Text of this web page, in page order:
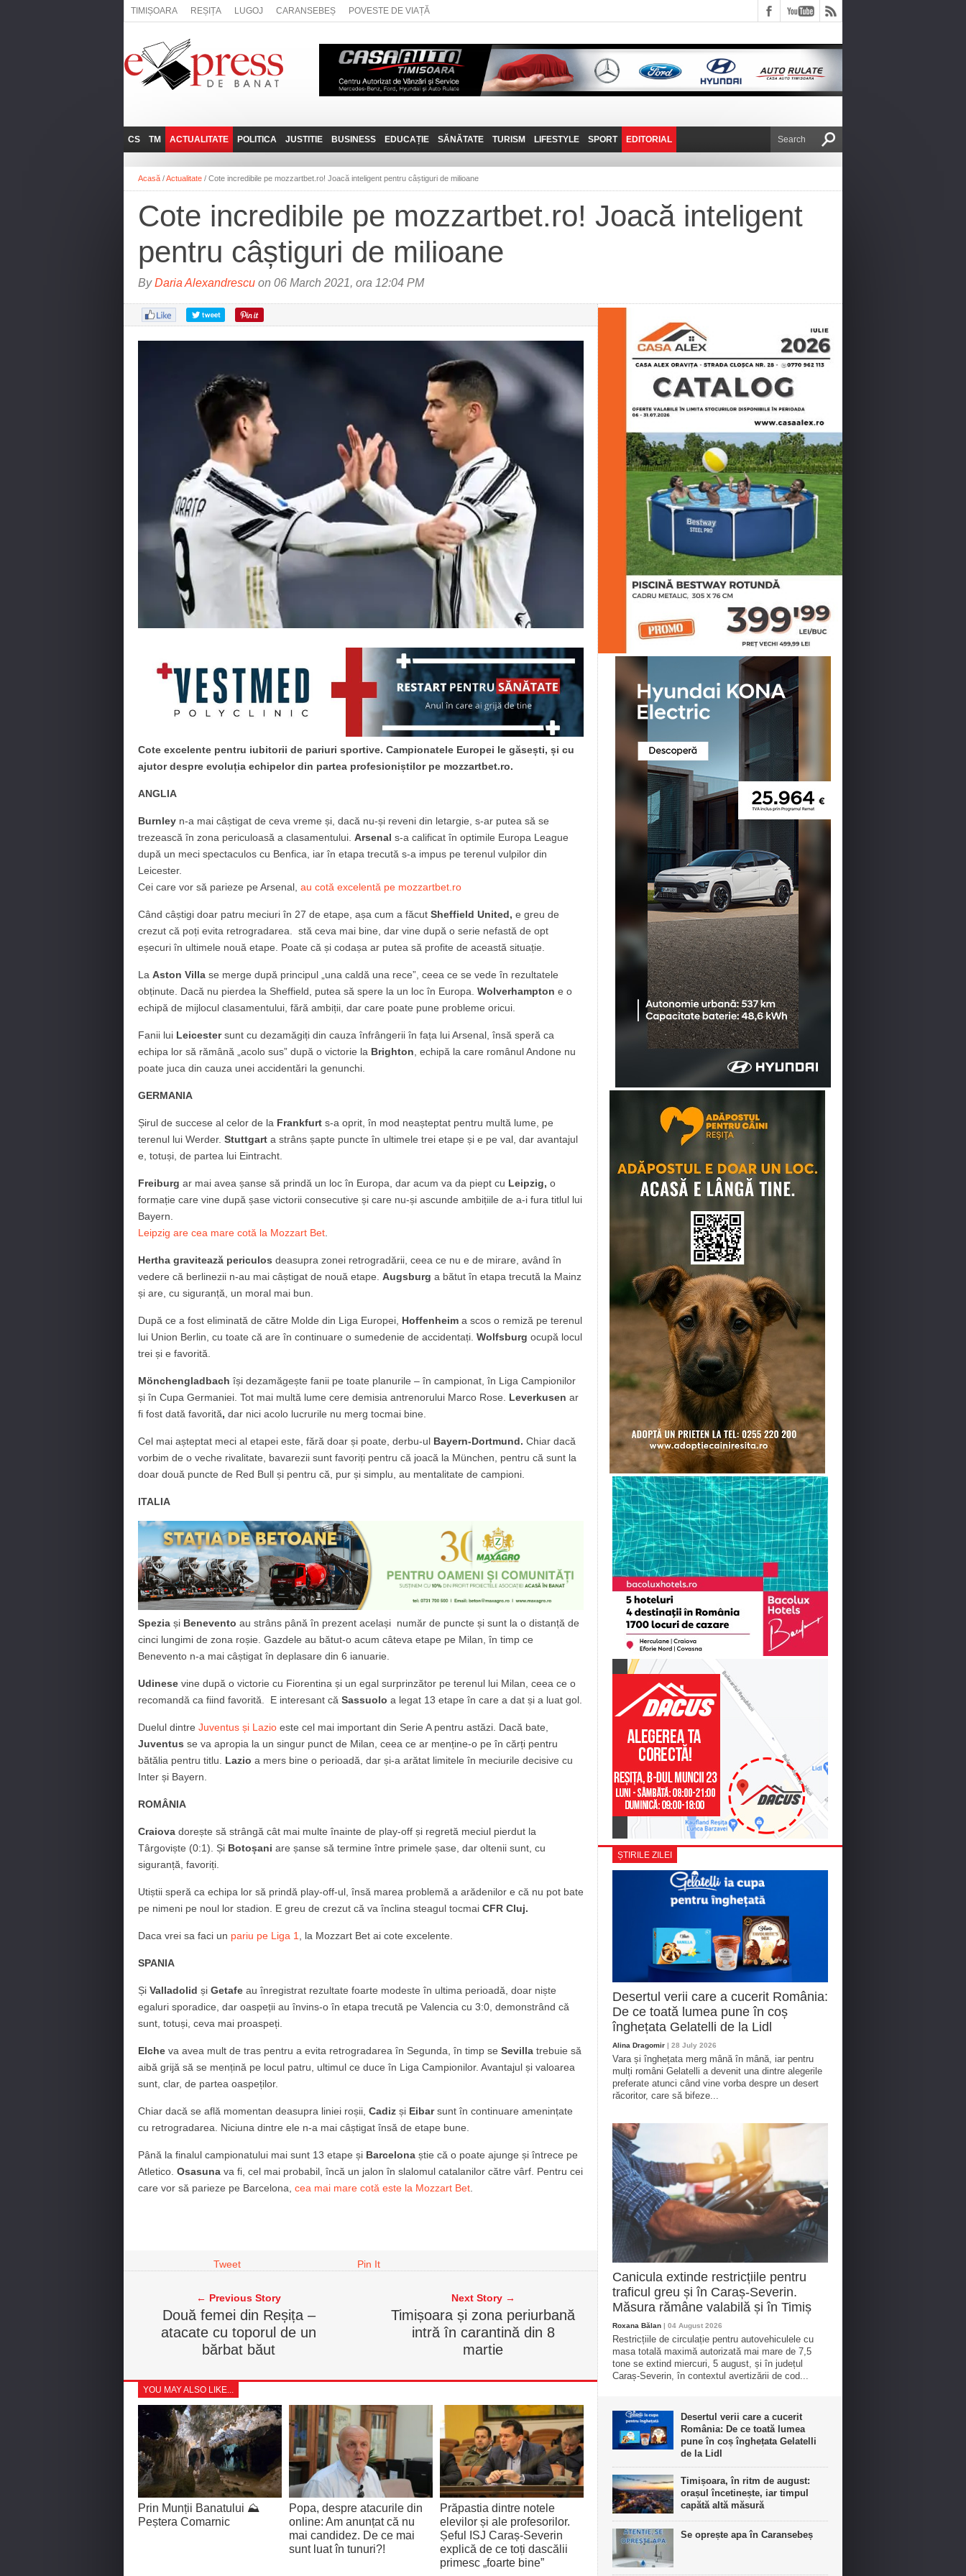
TIMIȘOARA REȘIȚA LUGOJ CARANSEBEȘ POVESTE DE VIAȚĂ
CS
REȘIȚA
CARANSEBEȘ
ANINA
BOCŞA
MOLDOVA NOUĂ
ORAVIȚA
OȚELU ROŞU
TM
LUGOJ
TIMIȘOARA
ACTUALITATE
ADMINISTRATIE
NAȚIONAL
SOCIAL
POLITICA
EXPRESSLIVE
INTERVIURILE
JUSTITIE BUSINESS
JOB-URI
TEHNIT
EDUCAȚIE SĂNĂTATE TURISM
PRIN MUNȚII
FANTASTICUL BANAT
LIFESTYLE
POVESTE DE VIAȚĂ
SPORT EDITORIAL
DE VICTOR NAFIRU
Acasă /Actualitate / Cote incredibile pe mozzartbet.ro! Joacă inteligent pentru câștiguri de milioane
Cote incredibile pe mozzartbet.ro! Joacă inteligent
pentru câștiguri de milioane
ByDaria Alexandrescu on 06 March 2021, ora 12:04 PM
Cote excelente pentru iubitorii de pariuri sportive. Campionatele Europei le găsești, și cu
ajutor despre evoluția echipelor din partea profesioniștilor pe mozzartbet.ro.
ANGLIA
Burnley n-a mai câștigat de ceva vreme și, dacă nu-și reveni din letargie, s-ar putea să se
trezească în zona periculoasă a clasamentului. Arsenal s-a calificat în optimile Europa League
după un meci spectaculos cu Benfica, iar în etapa trecută s-a impus pe terenul vulpilor din
Leicester.
Cei care vor să parieze pe Arsenal, au cotă excelentă pe mozzartbet.ro
Când câștigi doar patru meciuri în 27 de etape, așa cum a făcut Sheffield United, e greu de
crezut că poți evita retrogradarea. stă ceva mai bine, dar vine după o serie nefastă de opt
eșecuri în ultimele nouă etape. Poate că și codașa ar putea să profite de această situație.
La Aston Villa se merge după principul „una caldă una rece”, ceea ce se vede în rezultatele
obținute. Dacă nu pierdea la Sheffield, putea să spere la un loc în Europa. Wolverhampton e o
echipă de mijlocul clasamentului, fără ambiții, dar care poate pune probleme oricui.
Fanii lui Leicestersunt cu dezamăgiți din cauza înfrângerii în fața lui Arsenal, însă speră ca
echipa lor să rămână „acolo sus” după o victorie la Brighton , echipă la care românul Andone nu
poate juca din cauza unei accidentări la genunchi.
GERMANIA
Șirul de succese al celor de la Frankfurt s-a oprit, în mod neașteptat pentru multă lume, pe
terenul lui Werder. Stuttgart a strâns șapte puncte în ultimele trei etape și e pe val, dar avantajul
e, totuși, de partea lui Eintracht.
Freiburg ar mai avea șanse să prindă un loc în Europa, dar acum va da piept cu Leipzig, o
formație care vine după șase victorii consecutive și care nu-și ascunde ambițiile de a-i fura titlul lui
Bayern.
Leipzig are cea mare cotă la Mozzart Bet
Hertha gravitează periculos deasupra zonei retrogradării, ceea ce nu e de mirare, având în
vedere că berlinezii n-au mai câștigat de nouă etape. Augsburg a bătut în etapa trecută la Mainz
și are, cu siguranță, un moral mai bun.
După ce a fost eliminată de către Molde din Liga Europei, Hoffenheim a scos o remiză pe terenul
lui Union Berlin, cu toate că are în continuare o sumedenie de accidentați. Wolfsburg ocupă locul
trei și e favorită.
Mönchengladbach își dezamăgește fanii pe toate planurile – în campionat, în Liga Campionilor
și în Cupa Germaniei. Tot mai multă lume cere demisia antrenorului Marco Rose. Leverkusen ar
fi fost dată favorită, dar nici acolo lucrurile nu merg tocmai bine.
Cel mai așteptat meci al etapei este, fără doar și poate, derbu-ul Bayern-Dortmund. Chiar dacă
vorbim de o veche rivalitate, bavarezii sunt favoriți pentru că joacă la München, pentru că sunt la
doar două puncte de Red Bull și pentru că, pur și simplu, au mentalitate de campioni.
ITALIA
Spezia și Benevento au strâns până în prezent același număr de puncte și sunt la o distanță de
cinci lungimi de zona roșie. Gazdele au bătut-o acum câteva etape pe Milan, în timp ce
Benevento n-a mai câștigat în deplasare din 6 ianuarie.
Udinese vine după o victorie cu Fiorentina și un egal surprinzător pe terenul lui Milan, ceea ce o
recomandă ca fiind favorită. E interesant că Sassuolo a legat 13 etape în care a dat și a luat gol.
Duelul dintre Juventus și Lazio este cel mai important din Serie A pentru astăzi. Dacă bate,
Juventus se va apropia la un singur punct de Milan, ceea ce ar menține-o pe în cărți pentru
bătălia pentru titlu. Lazio a mers bine o perioadă, dar și-a arătat limitele în meciurile decisive cu
Inter și Bayern.
ROMÂNIA
Craiova dorește să strângă cât mai multe înainte de play-off și regretă meciul pierdut la
Târgoviște (0:1). Și Botoșani are șanse să termine între primele șase, dar oltenii sunt, cu
siguranță, favoriți.
Utiștii speră ca echipa lor să prindă play-off-ul, însă marea problemă a arădenilor e că nu pot bate
pe nimeni pe noul lor stadion. E greu de crezut că va înclina steagul tocmai CFR Cluj.
Daca vrei sa faci un pariu pe Liga 1 , la Mozzart Bet ai cote excelente.
SPANIA
Și Valladolid și Getafe au înregistrat rezultate foarte modeste în ultima perioadă, doar niște
egaluri sporadice, dar oaspeții au învins-o în etapa trecută pe Valencia cu 3:0, demonstrând că
sunt, totuși, ceva mai proaspeți.
Elche va avea mult de tras pentru a evita retrogradarea în Segunda, în timp se Sevilla trebuie să
aibă grijă să se mențină pe locul patru, ultimul ce duce în Liga Campionilor. Avantajul și valoarea
sunt, clar, de partea oaspeților.
Chiar dacă se află momentan deasupra liniei roșii, Cadiz și Eibarsunt în continuare amenințate
cu retrogradarea. Niciuna dintre ele n-a mai câștigat însă de etape bune.
Până la finalul campionatului mai sunt 13 etape și Barcelona știe că o poate ajunge și întrece pe
Atletico. Osasuna va fi, cel mai probabil, încă un jalon în slalomul catalanilor către vârf. Pentru cei
care vor să parieze pe Barcelona, cea mai mare cotă este la Mozzart Bet
Tweet Pin It
← Previous Story
Două femei din Reșița –
atacate cu toporul de un
bărbat băut
Next Story →
Timișoara și zona periurbană
intră în carantină din 8
martie
YOU MAY ALSO LIKE...
Prin Munții Banatului ⛰️
Peștera Comarnic
Popa, despre atacurile din
online: Am anunțat că nu
mai candidez. De ce mai
sunt luat în tunuri?!
Prăpastia dintre notele
elevilor și ale profesorilor.
Șeful ISJ Caraș-Severin
explică de ce toți dascălii
primesc „foarte bine”
ȘTIRILE ZILEI
Desertul verii care a cucerit România:
De ce toată lumea pune în coș
înghețata Gelatelli de la Lidl
Alina Dragomir | 28 July 2026
Vara și înghețata merg mână în mână, iar pentru
mulți români Gelatelli a devenit una dintre alegerile
preferate atunci când vine vorba despre un desert
răcoritor, care să bifeze...
Canicula extinde restricțiile pentru
traficul greu și în Caraș-Severin.
Măsura rămâne valabilă și în Timiș
Roxana Bălan | 04 August 2026
Restricțiile de circulație pentru autovehiculele cu
masa totală maximă autorizată mai mare de 7,5
tone se extind miercuri, 5 august, și în județul
Caraș-Severin, în contextul avertizării de cod...
Desertul verii care a cucerit
România: De ce toată lumea
pune în coș înghețata Gelatelli
de la Lidl
Timișoara, în ritm de august:
orașul încetinește, iar timpul
capătă altă măsură
Se oprește apa în Caransebeș